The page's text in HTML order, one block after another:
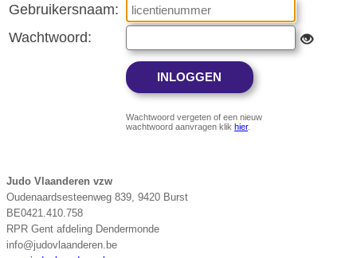
Gebruikersnaam:
Wachtwoord:
Wachtwoord vergeten of een nieuw
wachtwoord aanvragen klik hier.
Judo Vlaanderen vzw
Oudenaardsesteenweg 839, 9420 Burst
BE0421.410.758
RPR Gent afdeling Dendermonde
info@judovlaanderen.be